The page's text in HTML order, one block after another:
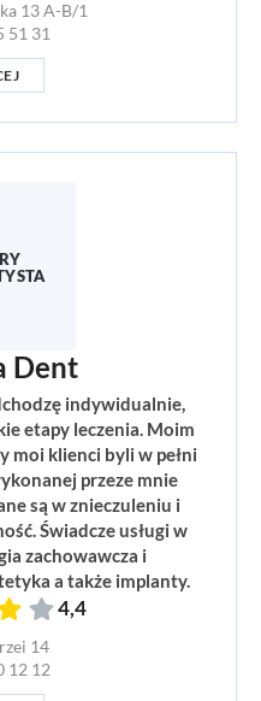
13 A-B/1
51 31
Dent
indywidualnie,
etapy leczenia. Moim
moi klienci byli w pełni
przeze mnie
są w znieczuleniu i
Świadcze usługi w
zachowawcza i
a także implanty.
4,4
14
12 12